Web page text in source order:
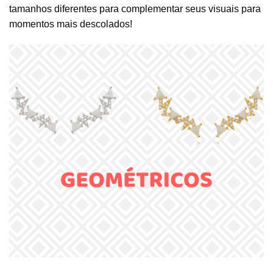
tamanhos diferentes para complementar seus visuais para
momentos mais descolados!